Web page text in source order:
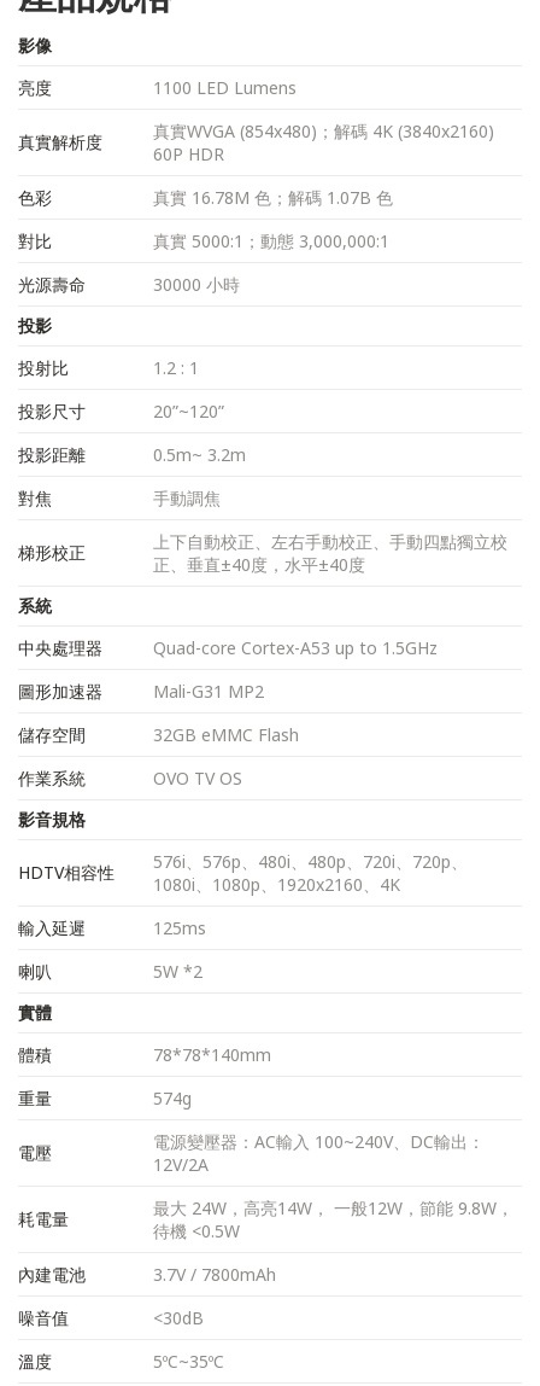
影像
亮度
1100 LED Lumens
真實解析度
真實WVGA (854x480)；解碼 4K (3840x2160)
60P HDR
色彩
真實 16.78M 色；解碼 1.07B 色
對比
真實 5000:1；動態 3,000,000:1
光源壽命
30000 小時
投影
投射比
1.2 : 1
投影尺寸
20”~120”
投影距離
0.5m~ 3.2m
對焦
手動調焦
梯形校正
上下自動校正、左右手動校正、手動四點獨立校
正、垂直±40度，水平±40度
系統
中央處理器
Quad-core Cortex-A53 up to 1.5GHz
圖形加速器
Mali-G31 MP2
儲存空間
32GB eMMC Flash
作業系統
OVO TV OS
影音規格
HDTV相容性
576i、576p、480i、480p、720i、720p、
1080i、1080p、1920x2160、4K
輸入延遲
125ms
喇叭
5W *2
實體
體積
78*78*140mm
重量
574g
電壓
電源變壓器：AC輸入 100~240V、DC輸出：
12V/2A
耗電量
最大 24W，高亮14W， 一般12W，節能 9.8W，
待機 <0.5W
內建電池
3.7V / 7800mAh
噪音值
<30dB
溫度
5ºC~35ºC